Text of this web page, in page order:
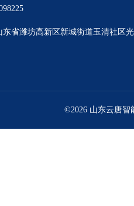
东省潍坊高新区新城街道玉清社区
©2026 山东云唐